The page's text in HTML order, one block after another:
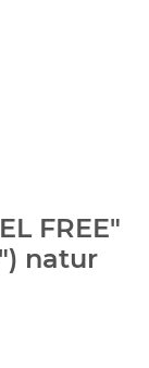
FREE"
natur